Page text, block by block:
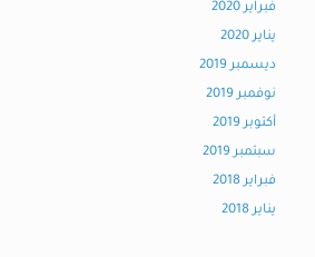
فبراير 2020
يناير 2020
ديسمبر 2019
نوفمبر 2019
أكتوبر 2019
سبتمبر 2019
فبراير 2018
يناير 2018